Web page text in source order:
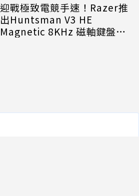
迎戰極致電競手速！Razer推
出Huntsman V3 HE
Magnetic 8KHz 磁軸鍵盤效